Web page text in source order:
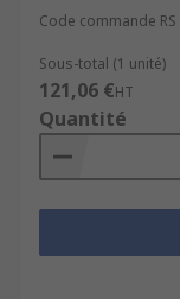
Code commande RS
Sous-total (1 unité)
121,06 €HT
Quantité